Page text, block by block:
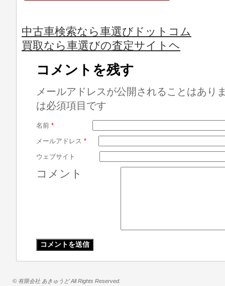
中古車検索なら車選びドットコム
買取なら車選びの査定サイトヘ
コメントを残す
メールアドレスが公開されることはあり
は必須項目です
名前 *
メールアドレス *
ウェブサイト
コメント
© 有限会社 あきゅうど All Rights Reserved.